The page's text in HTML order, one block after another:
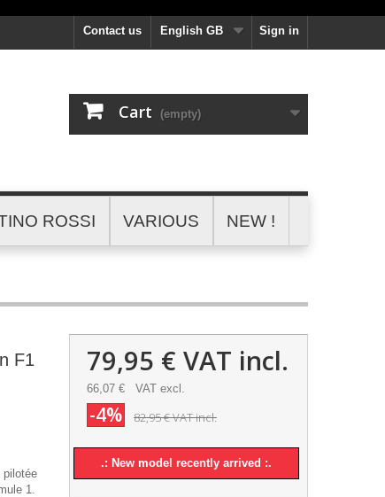
Sign in
English GB
Contact us
Cart (empty)
ROSSI VARIOUS NEW !
F1
pilotée
1.
79,95 € VAT incl.
66,07 € VAT excl.
-4% 82,95 €VAT incl.
.: New model recently arrived :.